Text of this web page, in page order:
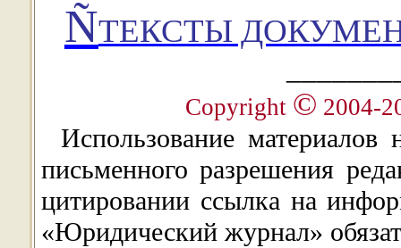
ÑТЕКСТЫ
Copyright © 2004-
Использование материалов
письменного разрешения
цитировании ссылка на
«Юридический журнал»